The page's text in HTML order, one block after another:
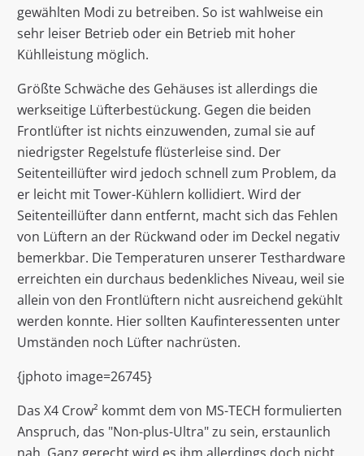
gewählten Modi zu betreiben. So ist wahlweise ein
sehr leiser Betrieb oder ein Betrieb mit hoher
Kühlleistung möglich.
Größte Schwäche des Gehäuses ist allerdings die
werkseitige Lüfterbestückung. Gegen die beiden
Frontlüfter ist nichts einzuwenden, zumal sie auf
niedrigster Regelstufe flüsterleise sind. Der
Seitenteillüfter wird jedoch schnell zum Problem, da
er leicht mit Tower-Kühlern kollidiert. Wird der
Seitenteillüfter dann entfernt, macht sich das Fehlen
von Lüftern an der Rückwand oder im Deckel negativ
bemerkbar. Die Temperaturen unserer Testhardware
erreichten ein durchaus bedenkliches Niveau, weil sie
allein von den Frontlüftern nicht ausreichend gekühlt
werden konnte. Hier sollten Kaufinteressenten unter
Umständen noch Lüfter nachrüsten.
{jphoto image=26745}
Das X4 Crow² kommt dem von MS-TECH formulierten
Anspruch, das "Non-plus-Ultra" zu sein, erstaunlich